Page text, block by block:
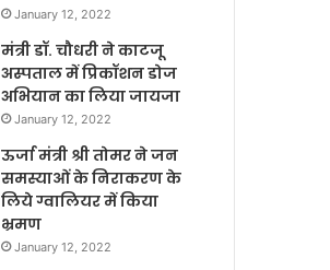
January 12, 2022
मंत्री डॉ. चौधरी ने काटजू
अस्पताल में प्रिकॉशन डोज
अभियान का लिया जायजा
January 12, 2022
ऊर्जा मंत्री श्री तोमर ने जन
समस्याओं के निराकरण के
लिये ग्वालियर में किया
भ्रमण
January 12, 2022